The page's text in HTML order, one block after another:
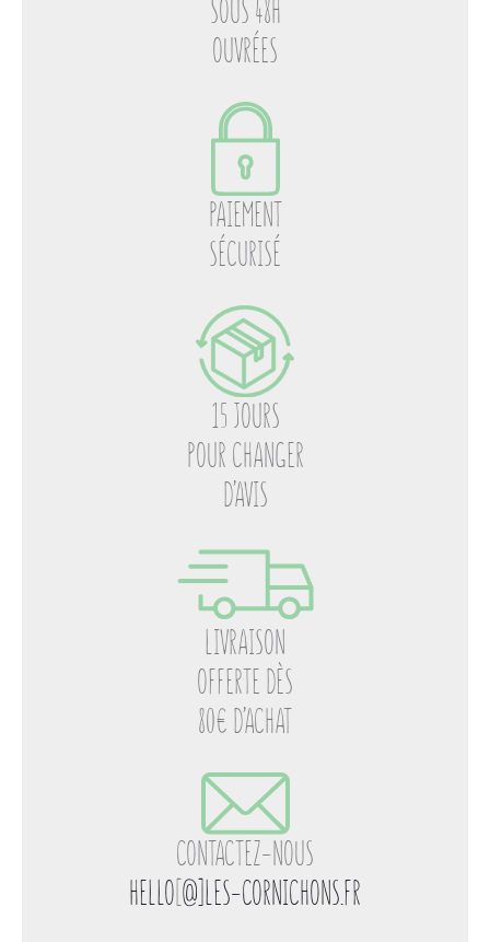
SOUS 48H
OUVRÉES
PAIEMENT
SÉCURISÉ
15 JOURS
POUR CHANGER
D’AVIS
LIVRAISON
OFFERTE DÈS
80€ D’ACHAT
CONTACTEZ-NOUS
HELLO[@]LES-CORNICHONS.FR